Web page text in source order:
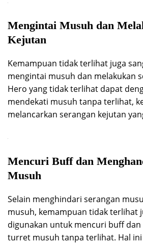
Mengintai Musuh dan
Kejutan
Kemampuan tidak terlihat juga
mengintai musuh dan melakukan
Hero yang tidak terlihat dapat
mendekati musuh tanpa terlihat,
melancarkan serangan kejutan
Mencuri Buff dan
Musuh
Selain menghindari serangan
musuh, kemampuan tidak terlihat
digunakan untuk mencuri buff
turret musuh tanpa terlihat. Hal